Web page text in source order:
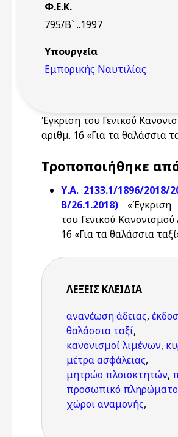
Φ.Ε.Κ.
795/Β` ..1997
Υπουργεία
Εμπορικής Ναυτιλίας
Έγκριση του Γενικού
αριθμ. 16 «Για τα θαλάσσια
Τροποποιήθηκε
Υ.Α. 2133.1/1896/2018/
Β/26.1.2018)
του Γενικού
16 «Για τα θαλάσσια
ΛΈΞΕΙΣ KΛΕΙΔΙΆ
ανανέωση άδειας,
θαλάσσια ταξί,
κανονισμοί λιμένων,
μέτρα ασφάλειας,
μητρώο πλοιοκτητών,
προσωπικό
χώροι αναμονής,